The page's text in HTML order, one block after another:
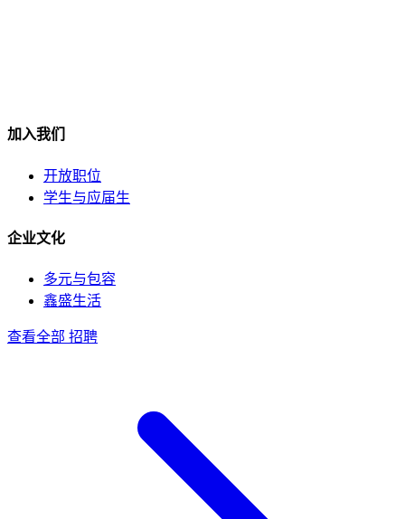
加入我们
开放职位
学生与应届生
企业文化
多元与包容
鑫盛生活
查看全部 招聘